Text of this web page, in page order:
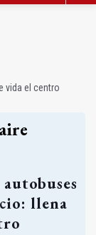
vida el centro
llena